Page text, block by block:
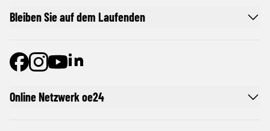
Online Netzwerk oe24
Bleiben Sie auf dem Laufenden